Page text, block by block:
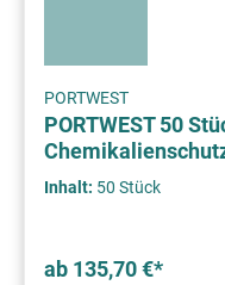
PORTWEST
PORTWEST 50
Inhalt: 50 Stück
ab 135,70 €*